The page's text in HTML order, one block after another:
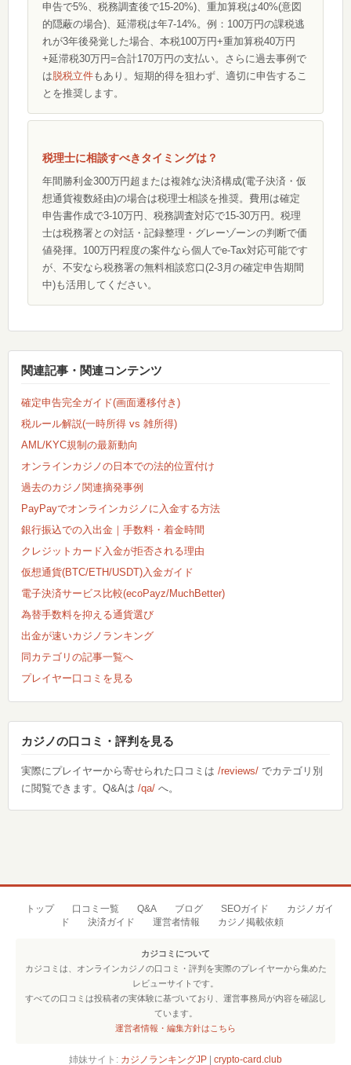
申告で5%、税務調査後で15-20%)、重加算税は40%(意図
的隠蔽の場合)、延滞税は年7-14%。例：100万円の課税逃
れが3年後発覚した場合、本税100万円+重加算税40万円
+延滞税30万円=合計170万円の支払い。さらに過去事例で
は脱税立件もあり。短期的得を狙わず、適切に申告するこ
とを推奨します。
税理士に相談すべきタイミングは？
年間勝利金300万円超または複雑な決済構成(電子決済・仮
想通貨複数経由)の場合は税理士相談を推奨。費用は確定
申告書作成で3-10万円、税務調査対応で15-30万円。税理
士は税務署との対話・記録整理・グレーゾーンの判断で価
値発揮。100万円程度の案件なら個人でe-Tax対応可能です
が、不安なら税務署の無料相談窓口(2-3月の確定申告期間
中)も活用してください。
関連記事・関連コンテンツ
確定申告完全ガイド(画面遷移付き)
税ルール解説(一時所得 vs 雑所得)
AML/KYC規制の最新動向
オンラインカジノの日本での法的位置付け
過去のカジノ関連摘発事例
PayPayでオンラインカジノに入金する方法
銀行振込での入出金｜手数料・着金時間
クレジットカード入金が拒否される理由
仮想通貨(BTC/ETH/USDT)入金ガイド
電子決済サービス比較(ecoPayz/MuchBetter)
為替手数料を抑える通貨選び
出金が速いカジノランキング
同カテゴリの記事一覧へ
プレイヤー口コミを見る
カジノの口コミ・評判を見る
実際にプレイヤーから寄せられた口コミは /reviews/ でカテゴリ別
に閲覧できます。Q&Aは /qa/ へ。
トップ 口コミ一覧 Q&A ブログ SEOガイド
カジノガイ
ド
決済ガイド 運営者情報 カジノ掲載依頼
カジコミについて
カジコミは、オンラインカジノの口コミ・評判を実際のプレイヤーから集めた
レビューサイトです。
すべての口コミは投稿者の実体験に基づいており、運営事務局が内容を確認し
ています。
運営者情報・編集方針はこちら
姉妹サイト: カジノランキングJP crypto-card.club